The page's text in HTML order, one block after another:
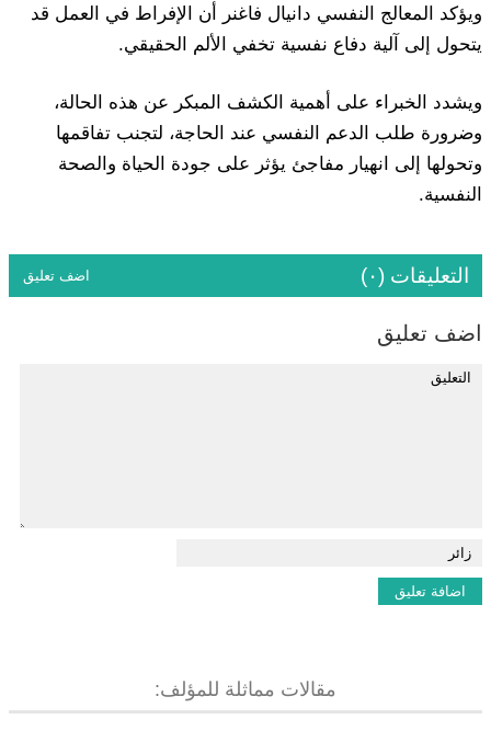
ويؤكد المعالج النفسي دانيال فاغنر أن الإفراط في العمل قد
يتحول إلى آلية دفاع نفسية تخفي الألم الحقيقي.
ويشدد الخبراء على أهمية الكشف المبكر عن هذه الحالة،
وضرورة طلب الدعم النفسي عند الحاجة، لتجنب تفاقمها
وتحولها إلى انهيار مفاجئ يؤثر على جودة الحياة والصحة
النفسية.
التعليقات (٠) اضف تعليق
اضف تعليق
مقالات مماثلة للمؤلف: